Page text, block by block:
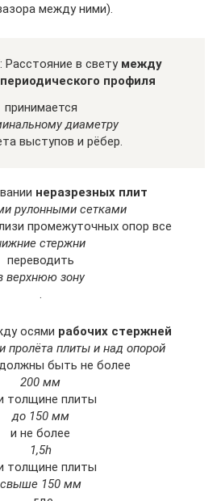
между ними).
в свету между
профиля
принимается
диаметру
выступов и рёбер.
неразрезных плит
рулонными сетками
промежуточных опор все
стержни
переводить
верхнюю зону
осями рабочих стержней
пролёта плиты и над опорой
быть не более
200 мм
толщине плиты
до 150 мм
и не более
1,5h
толщине плиты
свыше 150 мм